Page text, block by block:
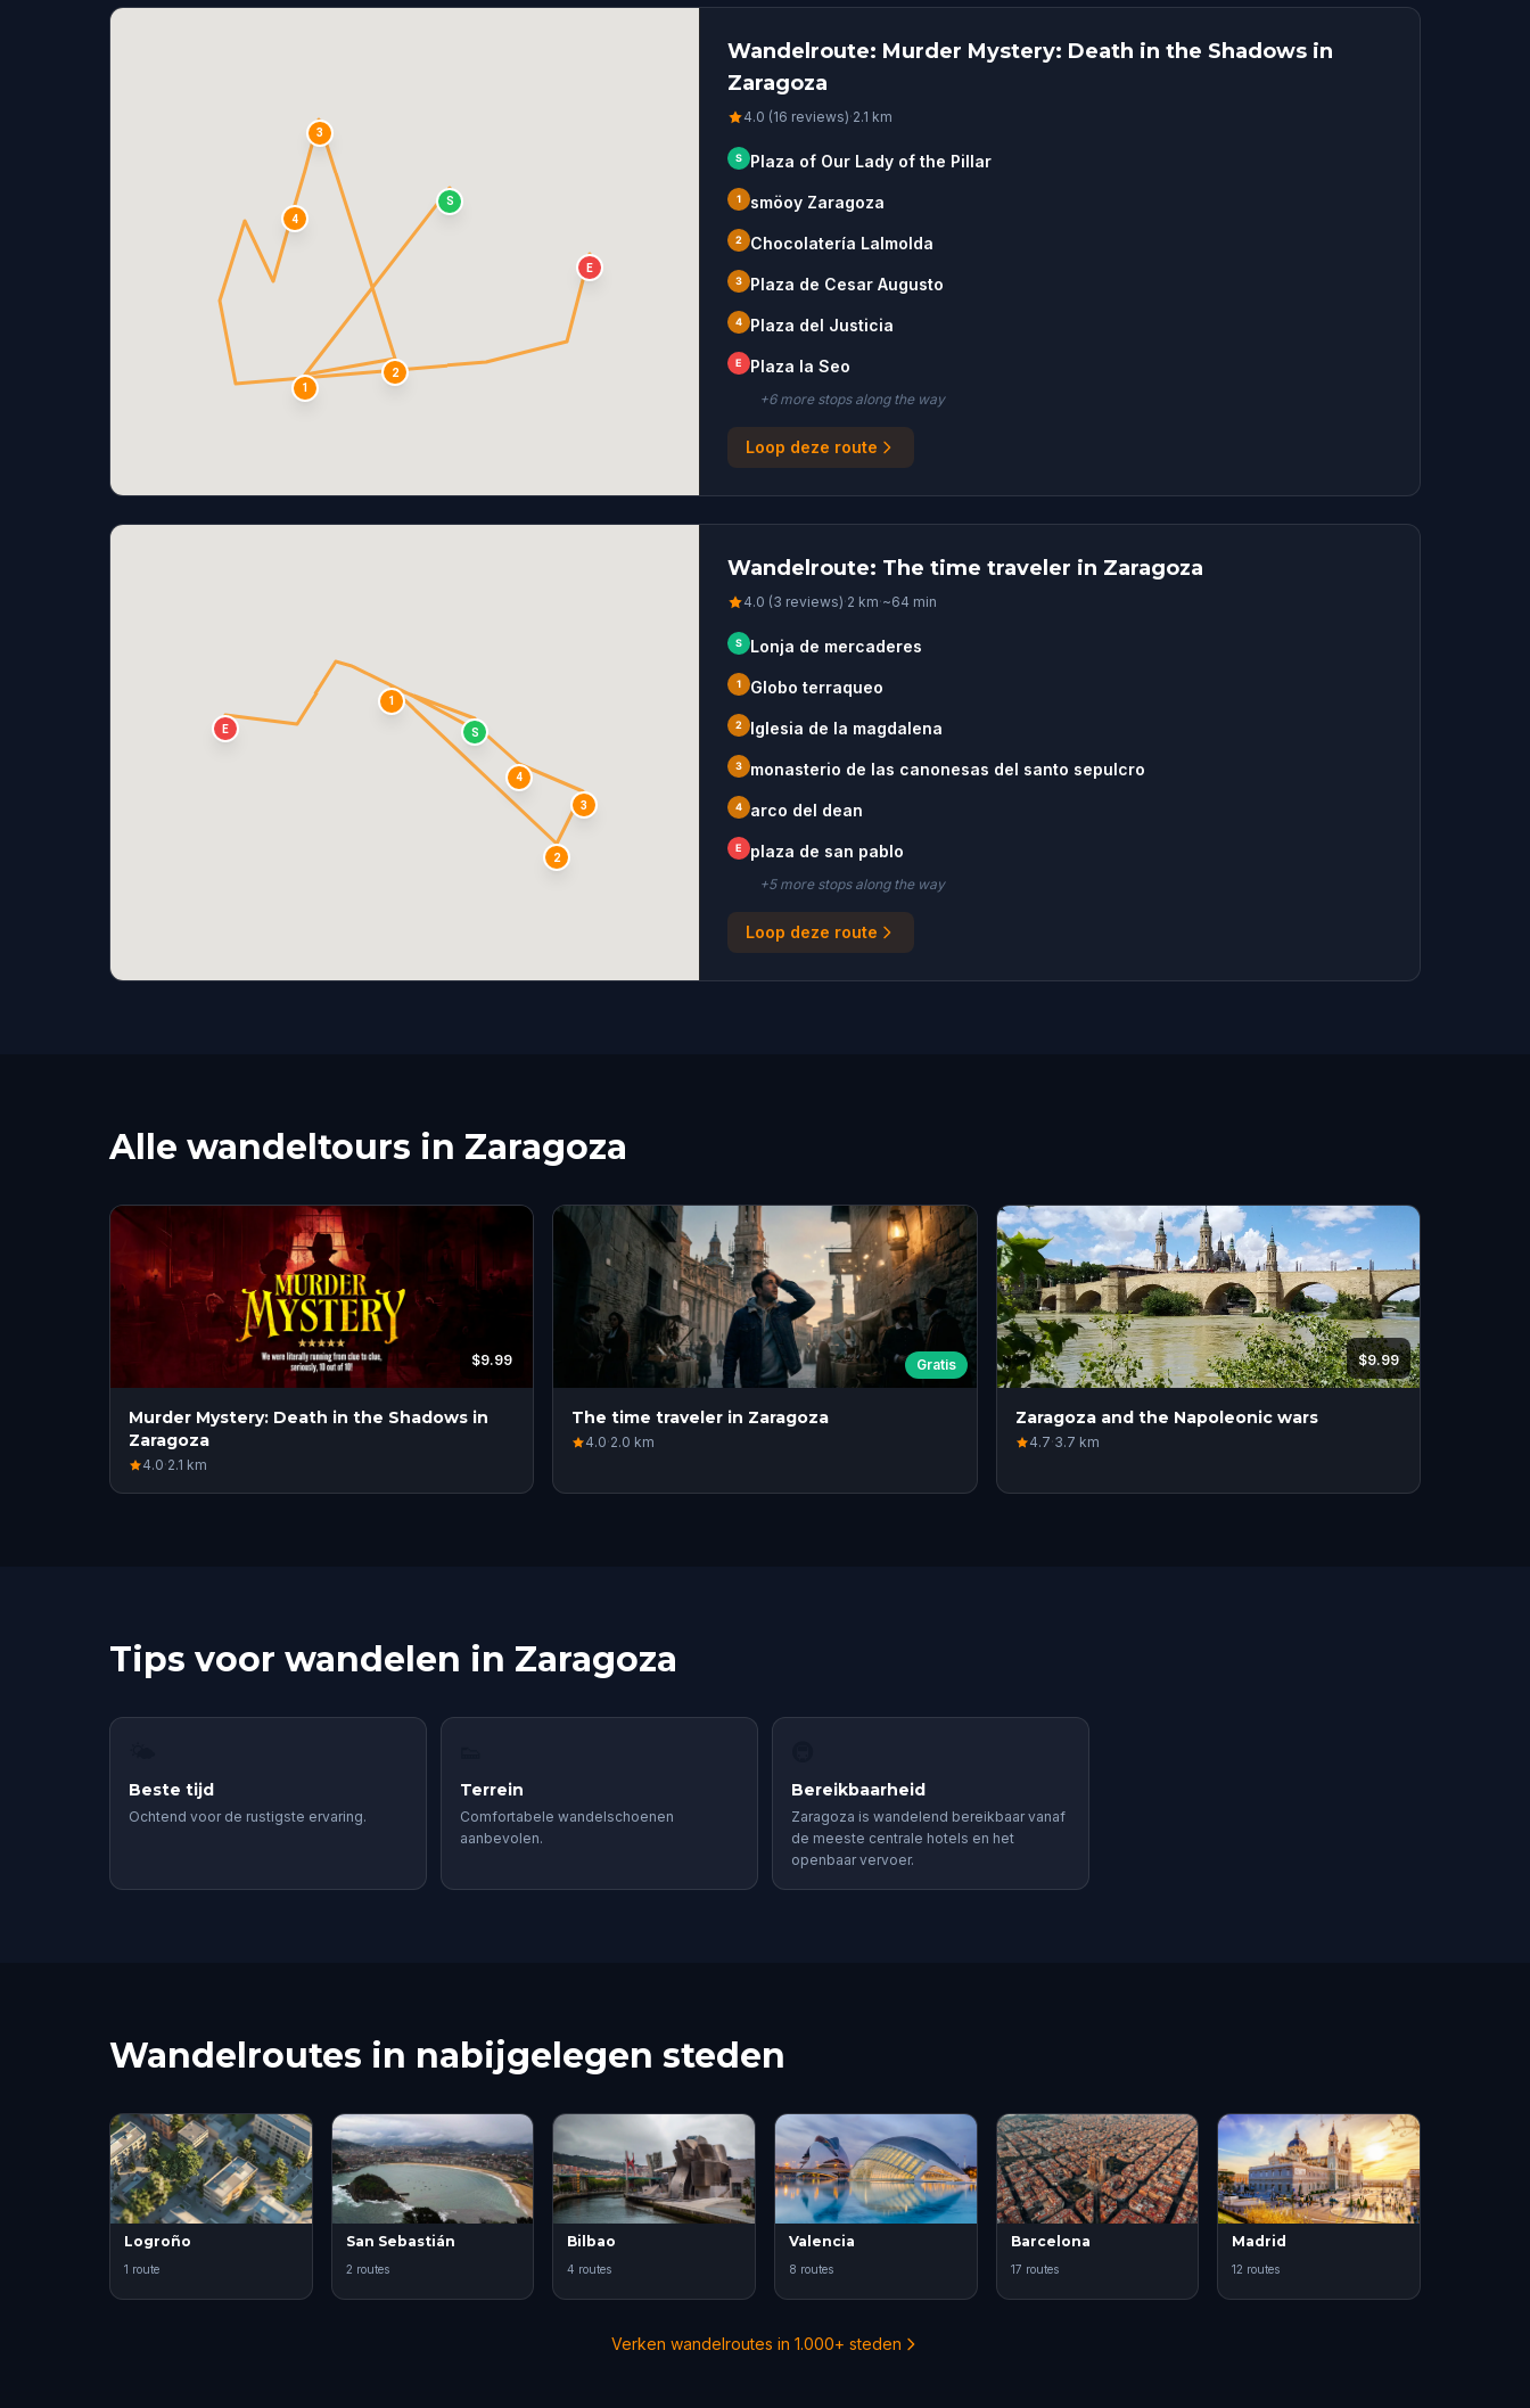
S
1
2
3
4
E
Wandelroute: Murder Mystery: Death in the Shadows in
Zaragoza
4.0 (16 reviews)·2.1 km
S Plaza of Our Lady of the Pillar
1 smöoy Zaragoza
2 Chocolatería Lalmolda
3 Plaza de Cesar Augusto
4 Plaza del Justicia
E Plaza la Seo
+6more stopsalong the way
Loop deze route
S
1
2
3
4
E
Wandelroute: The time traveler in Zaragoza
4.0 (3 reviews)·2 km·~64 min
S Lonja de mercaderes
1 Globo terraqueo
2 Iglesia de la magdalena
3 monasterio de las canonesas del santo sepulcro
4 arco del dean
E plaza de san pablo
+5more stopsalong the way
Loop deze route
Alle wandeltours in Zaragoza
$9.99
Murder Mystery: Death in the Shadows in
Zaragoza
4.0·2.1 km
Gratis
The time traveler in Zaragoza
4.0·2.0 km
$9.99
Zaragoza and the Napoleonic wars
4.7·3.7 km
Tips voor wandelen in Zaragoza
Beste tijd
Ochtend voor de rustigste ervaring.
Terrein
Comfortabele wandelschoenen
aanbevolen.
Bereikbaarheid
Zaragoza is wandelend bereikbaar vanaf
de meeste centrale hotels en het
openbaar vervoer.
Wandelroutes in nabijgelegen steden
Logroño
1 route
San Sebastián
2 routes
Bilbao
4 routes
Valencia
8 routes
Barcelona
17 routes
Madrid
12 routes
Verken wandelroutes in 1.000+ steden